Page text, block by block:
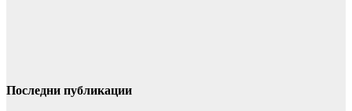
Последни публикации